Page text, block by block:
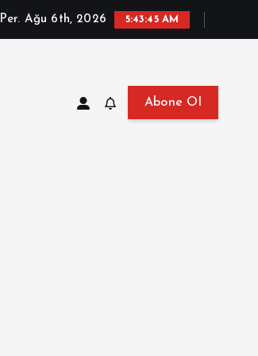
Per. Ağu 6th, 2026 5:43:46 AM
Abone Ol